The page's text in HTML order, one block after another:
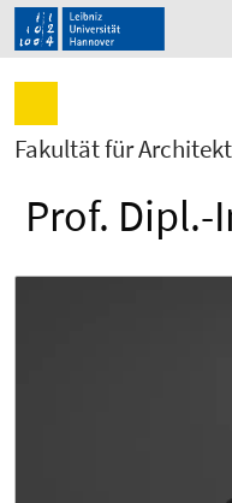
Fakultät für
Prof. Dipl.-